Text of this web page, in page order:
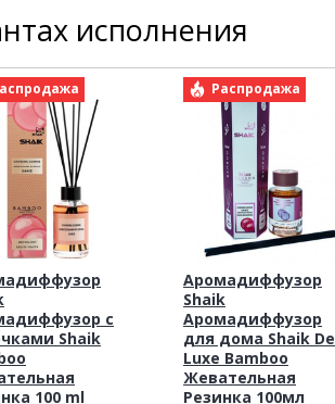
исполнения
с
Shaik
100 ml
Распродажа
Аромадиффузор
Shaik
Аромадиффузор
для дома Shaik De
Luxe Bamboo
Жевательная
Резинка 100мл